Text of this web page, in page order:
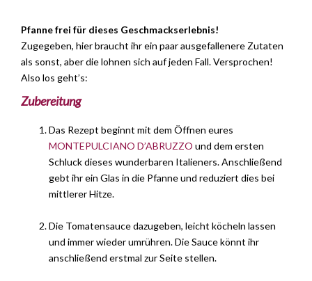
Pfanne frei für dieses Geschmackserlebnis!
Zugegeben, hier braucht ihr ein paar ausgefallenere Zutaten
als sonst, aber die lohnen sich auf jeden Fall. Versprochen!
Also los geht’s:
Zubereitung
Das Rezept beginnt mit dem Öffnen eures
MONTEPULCIANO D’ABRUZZO und dem ersten
Schluck dieses wunderbaren Italieners. Anschließend
gebt ihr ein Glas in die Pfanne und reduziert dies bei
mittlerer Hitze.
Die Tomatensauce dazugeben, leicht köcheln lassen
und immer wieder umrühren. Die Sauce könnt ihr
anschließend erstmal zur Seite stellen.